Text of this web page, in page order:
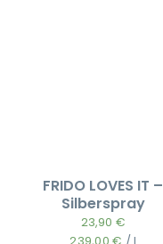
FRIDO LOVES IT –
Silberspray
23,90 €